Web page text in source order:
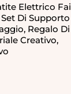
Elettrico Fai
Di Supporto
Regalo Di
Creativo,